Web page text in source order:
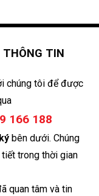
TIN
chúng tôi để được
166 188
bên dưới. Chúng
trong thời gian
quan tâm và tin